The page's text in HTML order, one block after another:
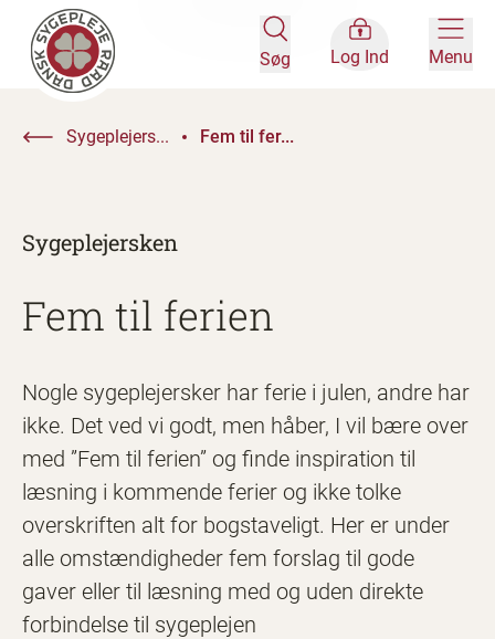
Søg Log Ind Menu
Sygeplejers... Fem til fer...
Sygeplejersken
Fem til ferien
Nogle sygeplejersker har ferie i julen, andre har
ikke. Det ved vi godt, men håber, I vil bære over
med ”Fem til ferien” og finde inspiration til
læsning i kommende ferier og ikke tolke
overskriften alt for bogstaveligt. Her er under
alle omstændigheder fem forslag til gode
gaver eller til læsning med og uden direkte
forbindelse til sygeplejen